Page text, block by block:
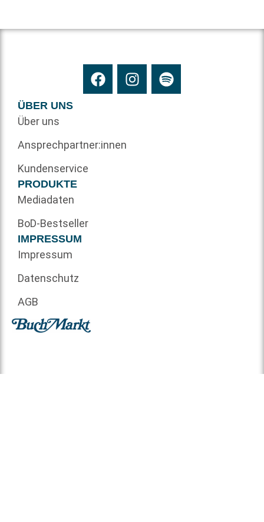
ÜBER UNS
Über uns
Ansprechpartner:innen
Kundenservice
PRODUKTE
Mediadaten
BoD-Bestseller
IMPRESSUM
Impressum
Datenschutz
AGB